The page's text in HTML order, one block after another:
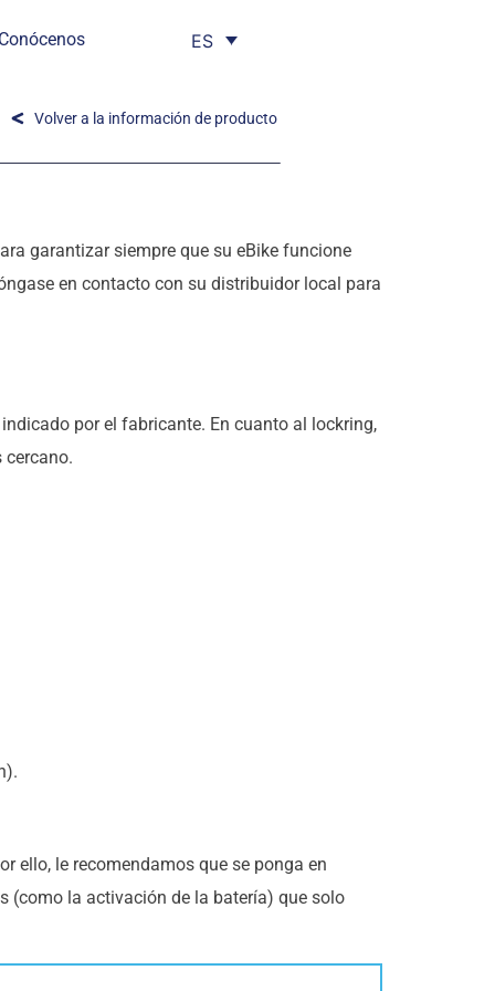
ES
Volver a la información de producto
garantizar siempre que su eBike funcione
en contacto con su distribuidor local para
por el fabricante. En cuanto al lockring,
cercano.
ello, le recomendamos que se ponga en
(como la activación de la batería) que solo